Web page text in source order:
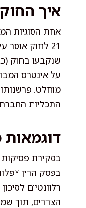
איך
אחת הסוגיות
21 לחוק
שנקבעו בחוק
על אינטרס
מוחלט.
התכליות
בסקירת
בפסק הדין
רלוונטיים
הצדדים, תוך